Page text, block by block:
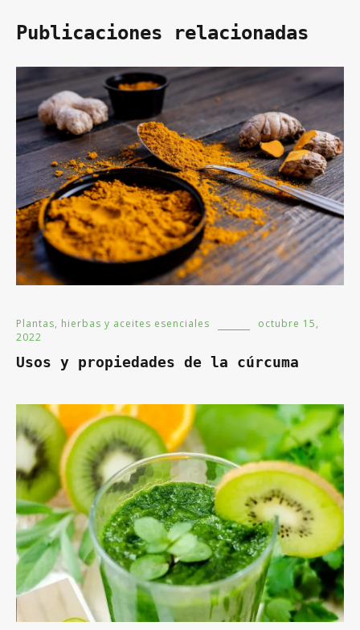
Publicaciones relacionadas
Plantas, hierbas y aceites esenciales
octubre 15,
2022
Usos y propiedades de la cúrcuma